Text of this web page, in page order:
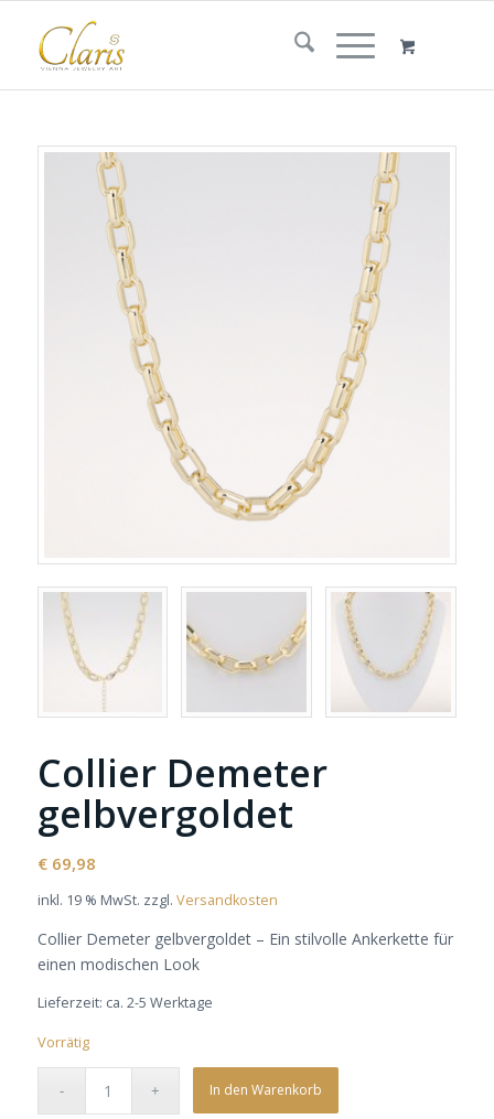
Collier Demeter
gelbvergoldet
€69,98
inkl. 19 % MwSt. zzgl. Versandkosten
Collier Demeter gelbvergoldet – Ein stilvolle Ankerkette für
einen modischen Look
Lieferzeit: ca. 2-5 Werktage
Vorrätig
In den Warenkorb